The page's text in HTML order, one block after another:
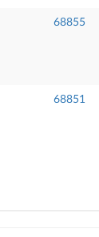
68855
68851